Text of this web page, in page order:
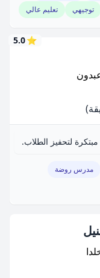
توجيهي تعليم عالي
⭐
5.0
لتحفيز الطلاب.
مدرس روضة